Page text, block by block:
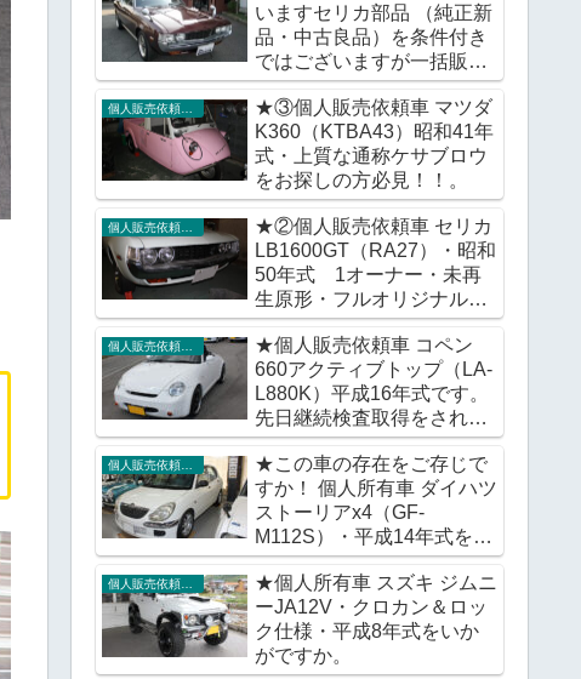
いますセリカ部品 （純正新
品・中古良品）を条件付き
ではございますが一括販売
で検討。
★③個人販売依頼車 マツダ
K360（KTBA43）昭和41年
式・上質な通称ケサブロウ
をお探しの方必見！！。
★②個人販売依頼車 セリカ
LB1600GT（RA27）・昭和
50年式 1オーナー・未再
生原形・フルオリジナル車
をいかがですか。
★個人販売依頼車 コペン
660アクティブトップ（LA-
L880K）平成16年式です。
先日継続検査取得をされま
したが販売価格に変更はご
ざいません。
★この車の存在をご存じで
すか！ 個人所有車 ダイハツ
ストーリアx4（GF-
M112S）・平成14年式をい
かがですか。
★個人所有車 スズキ ジムニ
ーJA12V・クロカン＆ロッ
ク仕様・平成8年式をいか
がですか。